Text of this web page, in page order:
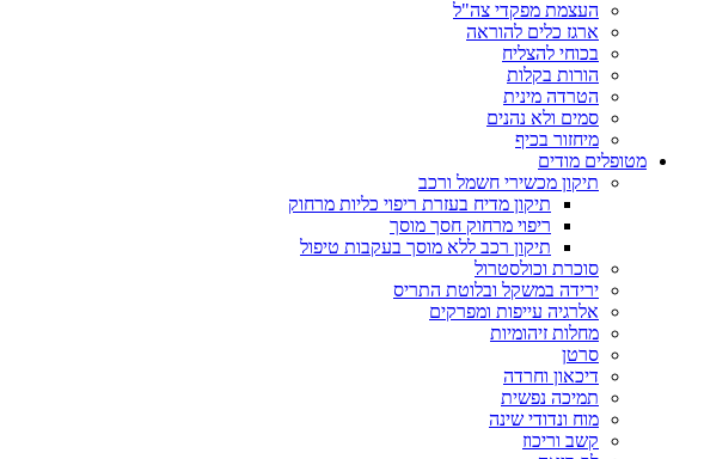
העצמת מפקדי צה"ל
ארגז כלים להוראה
בכוחי להצליח
הורות בקלות
הטרדה מינית
סמים ולא נהנים
מיחזור בכיף
מטופלים מודים
תיקון מכשירי חשמל ורכב
תיקון מדיח בעזרת ריפוי כליות מרחוק
ריפוי מרחוק חסך מוסך
תיקון רכב ללא מוסך בעקבות טיפול
סוכרת וכולסטרול
ירידה במשקל ובלוטת התריס
אלרגיה עייפות ומפרקים
מחלות זיהומיות
סרטן
דיכאון וחרדה
תמיכה נפשית
מוח ונדודי שינה
קשב וריכוז